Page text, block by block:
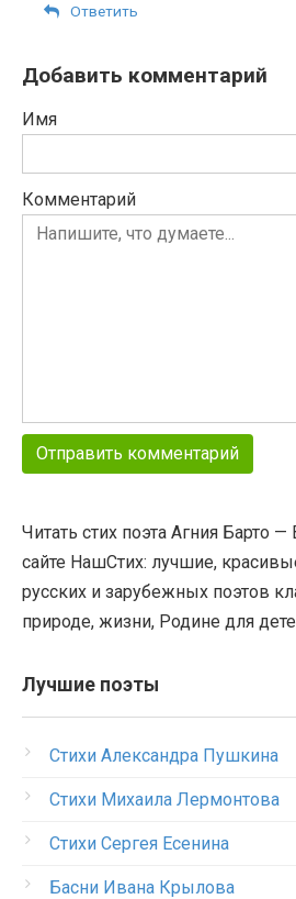
Ответить
Добавить комментарий
Имя
Комментарий
Читать стих поэта Агния Барто —
сайте НашСтих: лучшие,
русских и зарубежных поэтов
природе, жизни, Родине для
Лучшие поэты
Стихи Александра Пушкина
Стихи Михаила Лермонтова
Стихи Сергея Есенина
Басни Ивана Крылова